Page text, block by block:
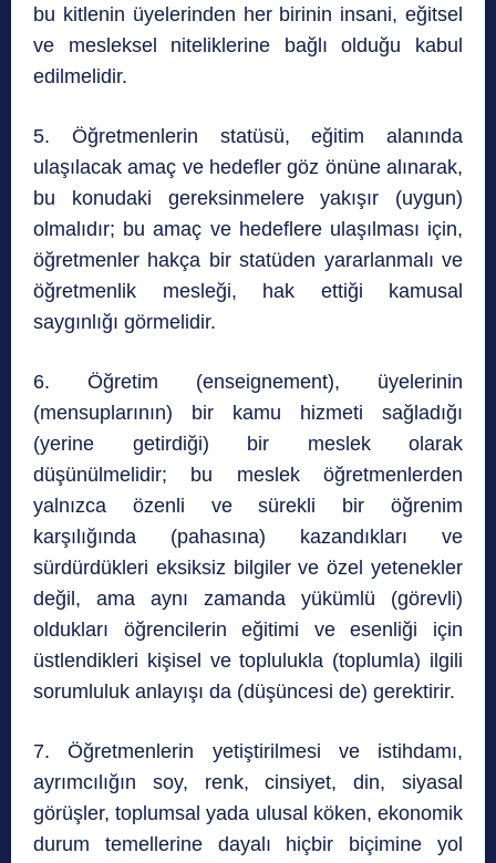
bu kitlenin üyelerinden her birinin insani, eğitsel
ve mesleksel niteliklerine bağlı olduğu kabul
edilmelidir.
5. Öğretmenlerin statüsü, eğitim alanında
ulaşılacak amaç ve hedefler göz önüne alınarak,
bu konudaki gereksinmelere yakışır (uygun)
olmalıdır; bu amaç ve hedeflere ulaşılması için,
öğretmenler hakça bir statüden yararlanmalı ve
öğretmenlik mesleği, hak ettiği kamusal
saygınlığı görmelidir.
6. Öğretim (enseignement), üyelerinin
(mensuplarının) bir kamu hizmeti sağladığı
(yerine getirdiği) bir meslek olarak
düşünülmelidir; bu meslek öğretmenlerden
yalnızca özenli ve sürekli bir öğrenim
karşılığında (pahasına) kazandıkları ve
sürdürdükleri eksiksiz bilgiler ve özel yetenekler
değil, ama aynı zamanda yükümlü (görevli)
oldukları öğrencilerin eğitimi ve esenliği için
üstlendikleri kişisel ve toplulukla (toplumla) ilgili
sorumluluk anlayışı da (düşüncesi de) gerektirir.
7. Öğretmenlerin yetiştirilmesi ve istihdamı,
ayrımcılığın soy, renk, cinsiyet, din, siyasal
görüşler, toplumsal yada ulusal köken, ekonomik
durum temellerine dayalı hiçbir biçimine yol